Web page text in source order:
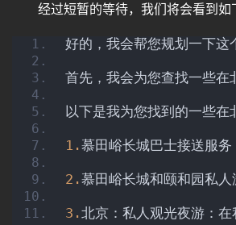
经过短暂的等待，我们将会看到如
好的，我会帮您规划一下
首先，我会为您查找一些在
以下是我为您找到的一些在
1.慕田峪长城巴士接送服
2.慕田峪长城和颐和园私
3.北京：私人观光夜游：